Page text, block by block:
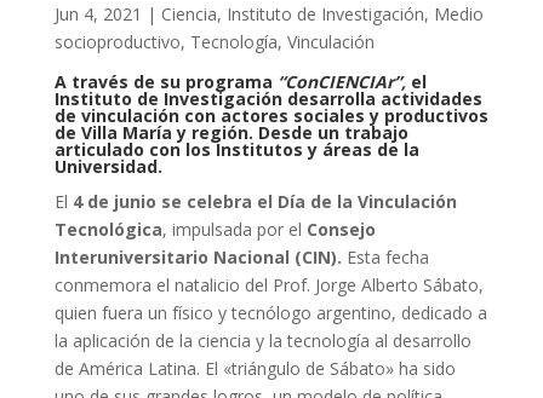
Jun 4, 2021 | Ciencia, Instituto de Investigación, Medio
socioproductivo, Tecnología, Vinculación
A través de su programa “ConCIENCIAr”,el
Instituto de Investigación desarrolla actividades
de vinculación con actores sociales y productivos
de Villa María y región. Desde un trabajo
articulado con los Institutos y áreas de la
Universidad.
El 4 de junio se celebra el Día de la Vinculación
Tecnológica, impulsada por el Consejo
Interuniversitario Nacional (CIN). Esta fecha
conmemora el natalicio del Prof. Jorge Alberto Sábato,
quien fuera un físico y tecnólogo argentino, dedicado a
la aplicación de la ciencia y la tecnología al desarrollo
de América Latina. El «triángulo de Sábato» ha sido